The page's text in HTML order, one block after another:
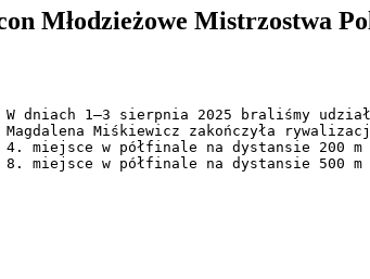
Młodzieżowe Mistrzostwa
W dniach 1–3 sierpnia 2025 braliśmy
Magdalena Miśkiewicz zakończyła
4. miejsce w półfinale na dystansie 200 m
8. miejsce w półfinale na dystansie 500 m